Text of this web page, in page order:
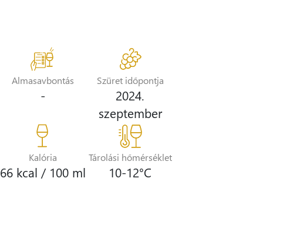
Almasavbontás
-
Szüret időpontja
2024.
szeptember
Kalória
66 kcal / 100 ml
Tárolási hőmérséklet
10-12°C